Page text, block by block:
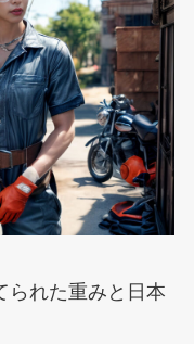
られた重みと日本